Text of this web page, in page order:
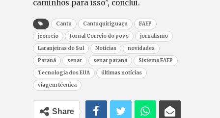
caminhos para isso”, conclui.
Cantu Cantuquiriguaçu
FAEP
jcorreio
Jornal Correio do povo
jornalismo
Laranjeiras do Sul
Notícias
novidades
Paraná
senar senar paraná
Sistema FAEP
Tecnologia dos EUA
últimas notícias
viagem técnica
Share